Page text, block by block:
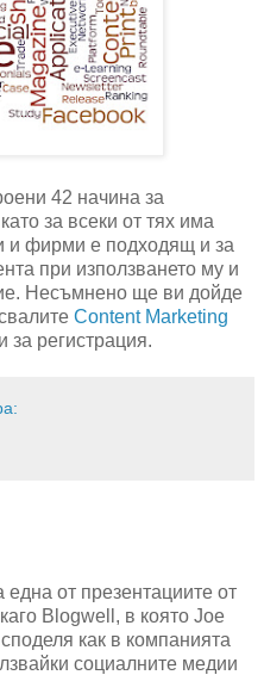
42 начина за
за всеки от тях има
и фирми е подходящ и за
при използването му и
Несъмнено ще ви дойде
Content Marketing
за регистрация.
от презентациите от
Blogwell, в която Joe
как в компанията
социалните медии